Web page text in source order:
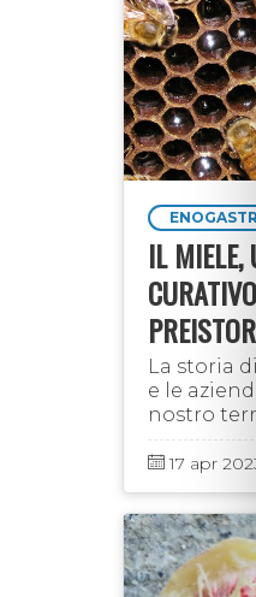
IL MIELE,
La storia
e le
nostro
17 apr